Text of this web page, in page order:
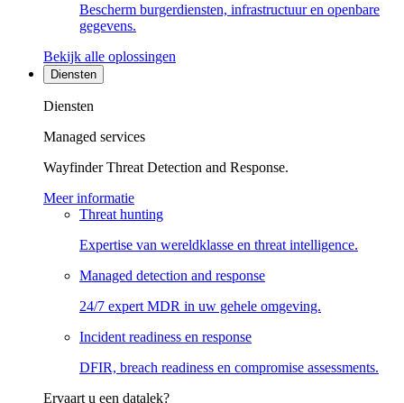
Bescherm burgerdiensten, infrastructuur en openbare
gegevens.
Bekijk alle oplossingen
Diensten
Diensten
Managed services
Wayfinder Threat Detection and Response.
Meer informatie
Threat hunting
Expertise van wereldklasse en threat intelligence.
Managed detection and response
24/7 expert MDR in uw gehele omgeving.
Incident readiness en response
DFIR, breach readiness en compromise assessments.
Ervaart u een datalek?